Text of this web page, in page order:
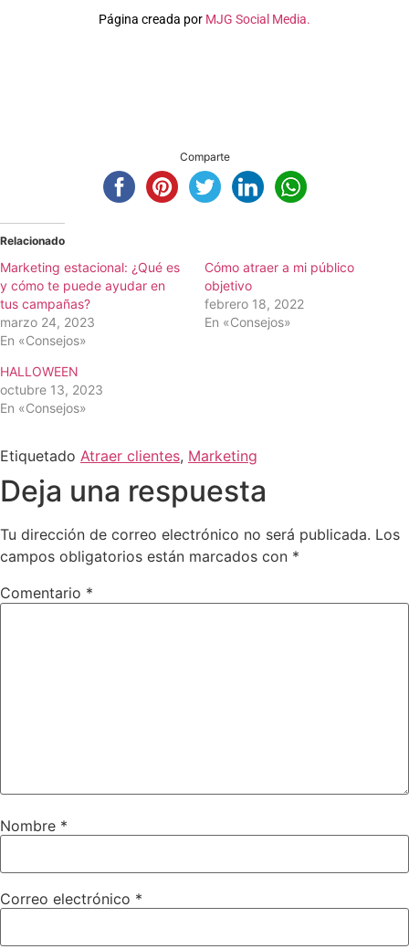
Página creada por MJG Social Media.
Comparte
Relacionado
Marketing estacional: ¿Qué es
y cómo te puede ayudar en
tus campañas?
marzo 24, 2023
En «Consejos»
Cómo atraer a mi público
objetivo
febrero 18, 2022
En «Consejos»
HALLOWEEN
octubre 13, 2023
En «Consejos»
Etiquetado Atraer clientes, Marketing
Deja una respuesta
Tu dirección de correo electrónico no será publicada. Los
campos obligatorios están marcados con *
Comentario *
Nombre *
Correo electrónico *